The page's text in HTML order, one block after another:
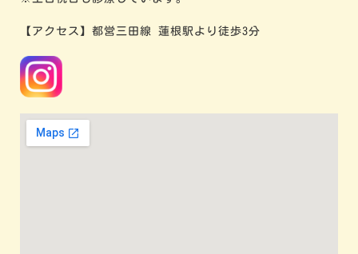
【アクセス】都営三田線 蓮根駅より徒歩3分